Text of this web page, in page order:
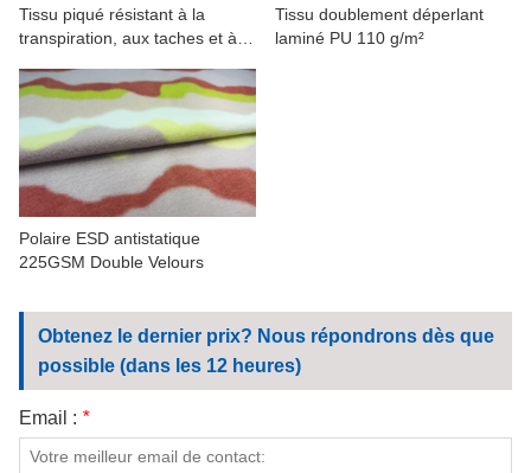
Tissu piqué résistant à la
transpiration, aux taches et à
Tissu doublement déperlant
laminé PU 110 g/m²
Polaire ESD antistatique
225GSM Double Velours
Obtenez le dernier prix? Nous répondrons dès que
possible (dans les 12 heures)
Email : *